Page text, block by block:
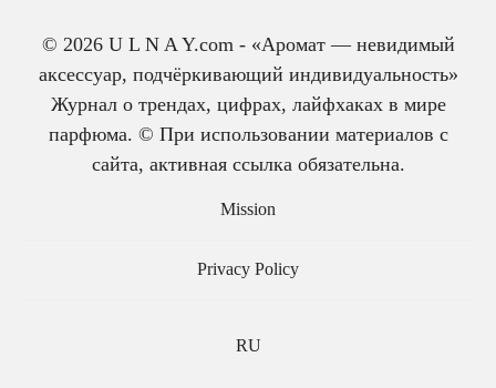
Секрет вечной молодос
© 2026 U L N A Y.com - «Аромат — невидимый
аксессуар, подчёркивающий индивидуальность»
Журнал о трендах, цифрах, лайфхаках в мире
парфюма. © При использовании материалов с
сайта, активная ссылка обязательна.
Mission
Privacy Policy
RU